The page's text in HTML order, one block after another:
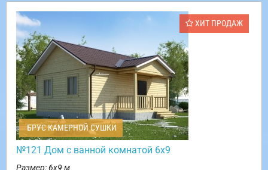
ХИТ ПРОДАЖ
БРУС КАМЕРНОЙ СУШКИ
№121 Дом с ванной комнатой 6х9
Размер: 6х9 м